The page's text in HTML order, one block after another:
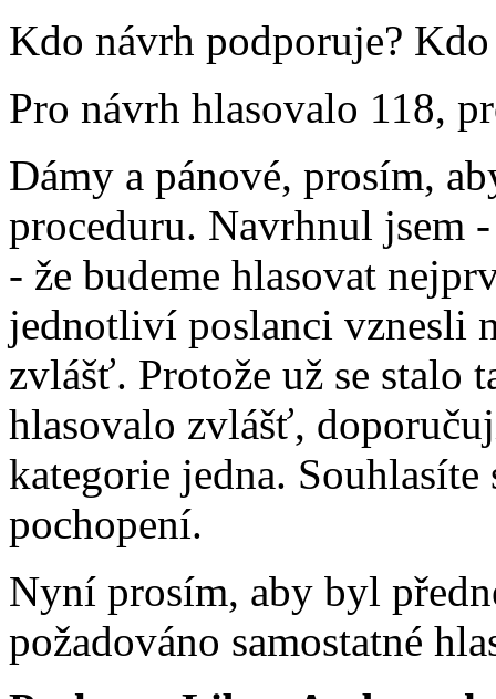
Kdo návrh podporuje?
Pro návrh hlasovalo 118,
Dámy a pánové, prosím,
proceduru. Navrhnul jsem
- že budeme hlasovat
jednotliví poslanci vznesli
zvlášť. Protože už se stalo
hlasovalo zvlášť,
kategorie jedna.
pochopení.
Nyní prosím, aby byl
požadováno samostatné